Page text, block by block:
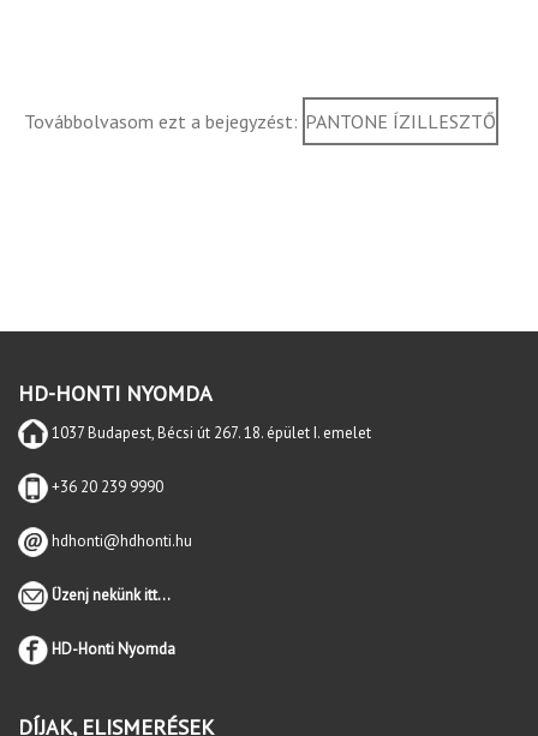
Továbbolvasom ezt a bejegyzést: PANTONE ÍZILLESZTŐ
HD-HONTI NYOMDA
1037 Budapest, Bécsi út 267. 18. épület I. emelet
+36 20 239 9990
hdhonti@hdhonti.hu
Üzenj nekünk itt...
HD-Honti Nyomda
DÍJAK, ELISMERÉSEK